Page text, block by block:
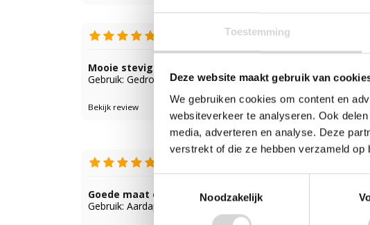
Toestemming
Deze website maakt gebruik van
We gebruiken cookies om content en
websiteverkeer te analyseren. Ook
media, adverteren en analyse. Deze
verstrekt of die ze hebben verzameld
Noodzakelijk
Mooie stevige zakken
Gebruik: Gedroogde mest
Bekijk review
Goede maat en dikte
Gebruik: Aardappelen